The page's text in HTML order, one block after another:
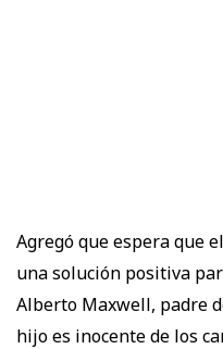
Agregó que espera que
una solución positiva
Alberto Maxwell, padre
hijo es inocente de los